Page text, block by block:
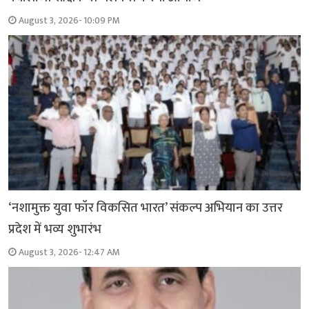
August 3, 2026- 10:09 PM
‘नशामुक्त युवा फॉर विकसित भारत’ संकल्प अभियान का उत्तर
प्रदेश में भव्य शुभारंभ
August 3, 2026- 12:47 AM